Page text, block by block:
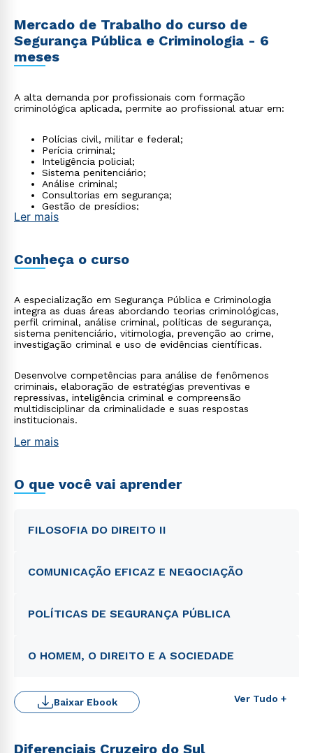
Mercado de Trabalho do curso de
Segurança Pública e Criminologia - 6
meses
A alta demanda por profissionais com formação
criminológica aplicada, permite ao profissional atuar em:
Polícias civil, militar e federal;
Perícia criminal;
Inteligência policial;
Sistema penitenciário;
Análise criminal;
Consultorias em segurança;
Gestão de presídios;
Programas de ressocialização;
Ler mais
Conheça o curso
A especialização em Segurança Pública e Criminologia
integra as duas áreas abordando teorias criminológicas,
perfil criminal, análise criminal, políticas de segurança,
sistema penitenciário, vitimologia, prevenção ao crime,
investigação criminal e uso de evidências científicas.
Desenvolve competências para análise de fenômenos
criminais, elaboração de estratégias preventivas e
repressivas, inteligência criminal e compreensão
multidisciplinar da criminalidade e suas respostas
institucionais.
Ler mais
O que você vai aprender
FILOSOFIA DO DIREITO II
COMUNICAÇÃO EFICAZ E NEGOCIAÇÃO
POLÍTICAS DE SEGURANÇA PÚBLICA
O HOMEM, O DIREITO E A SOCIEDADE
Ver Tudo +
Baixar Ebook
Diferenciais Cruzeiro do Sul